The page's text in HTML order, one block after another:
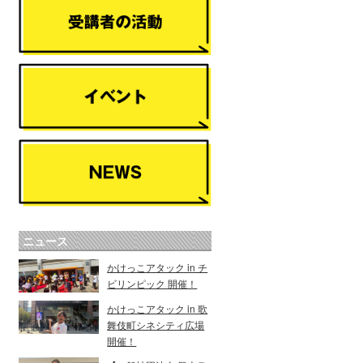
ニュース
かけっこアタック in チ
ビリンピック 開催！
かけっこアタック in 歌
舞伎町シネシティ広場
開催！